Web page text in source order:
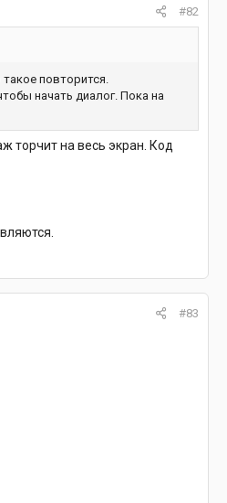
#82
повторится.
начать диалог. Пока на
торчит на весь экран. Код
#83